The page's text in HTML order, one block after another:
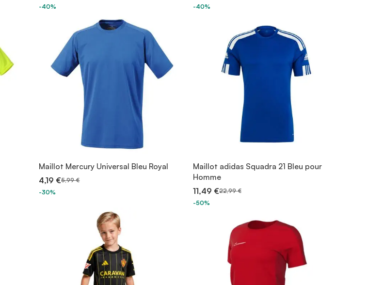
-40%
-40%
Maillot Mercury Universal Bleu Royal
4,19 €5,99 €
-30%
Maillot adidas Squadra 21 Bleu pour
Homme
11,49 €22,99 €
-50%